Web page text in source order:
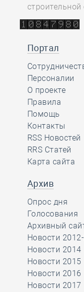
Портал
Персоналии
О проекте
Правила
Помощь
Контакты
RSS Новостей
RRS Статей
Карта сайта
Архив
Опрос дня
Голосования
Архивный
Новости
Новости 2014
Новости 2015
Новости 2016
Новости 2017